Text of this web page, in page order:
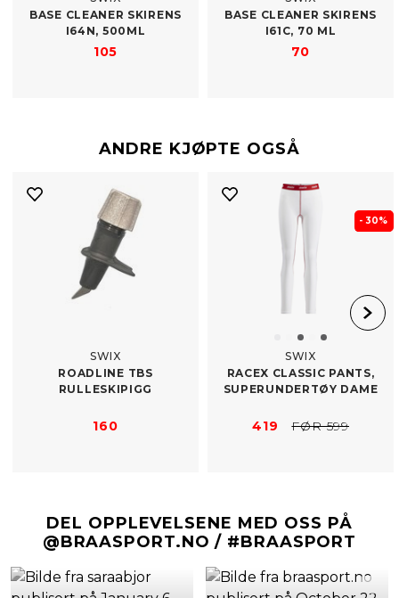
BASE CLEANER SKIRENS
I64N, 500ML
105
BASE CLEANER SKIRENS
I61C, 70 ML
70
ANDRE KJØPTE OGSÅ
SWIX
ROADLINE TBS
RULLESKIPIGG
160
- 30%
SWIX
RACEX CLASSIC PANTS,
SUPERUNDERTØY DAME
419 FØR 599
DEL OPPLEVELSENE MED OSS PÅ
@BRAASPORT.NO / #BRAASPORT